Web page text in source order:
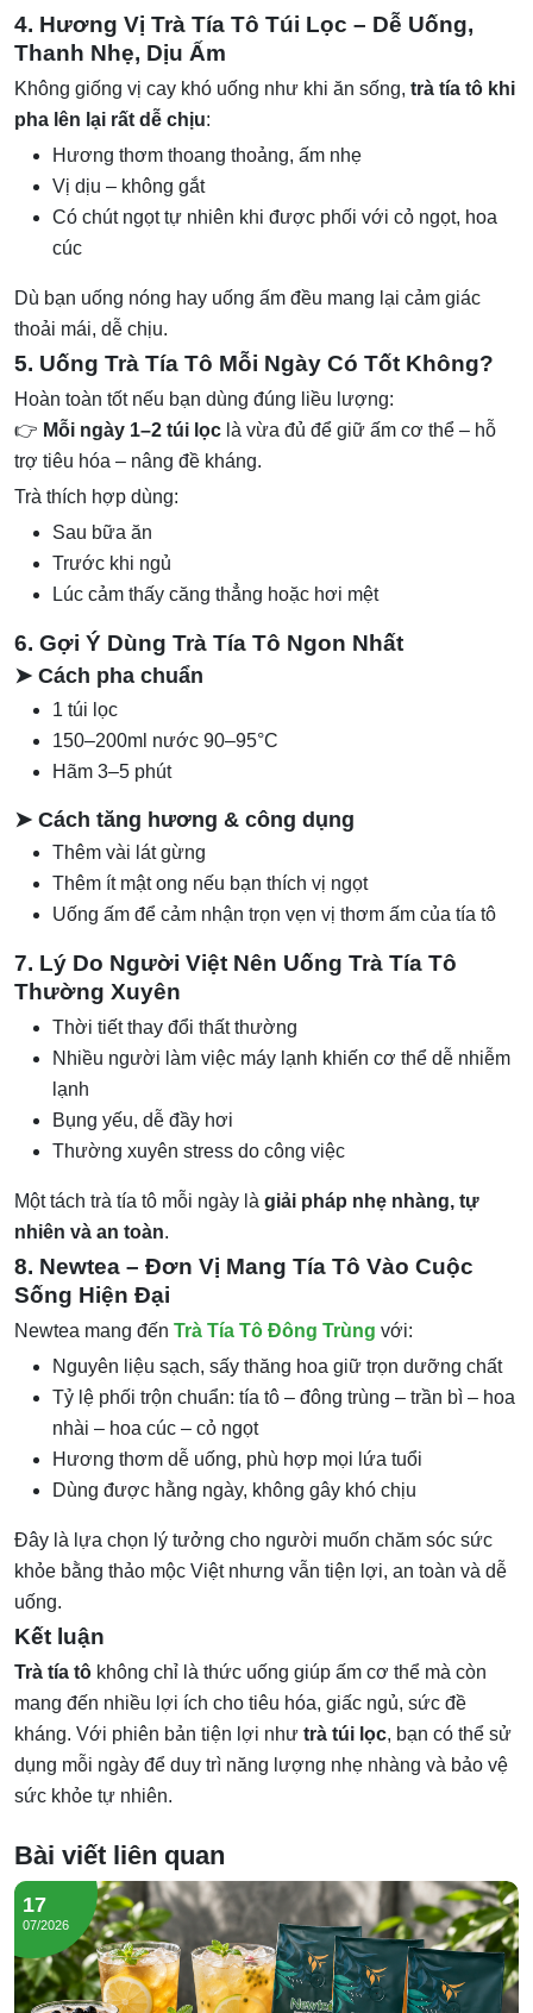
4. Hương Vị Trà Tía Tô Túi Lọc – Dễ Uống,
Thanh Nhẹ, Dịu Ấm
Không giống vị cay khó uống như khi ăn sống, trà tía tô khi
pha lên lại rất dễ chịu:
Hương thơm thoang thoảng, ấm nhẹ
Vị dịu – không gắt
Có chút ngọt tự nhiên khi được phối với cỏ ngọt, hoa
cúc
Dù bạn uống nóng hay uống ấm đều mang lại cảm giác
thoải mái, dễ chịu.
5. Uống Trà Tía Tô Mỗi Ngày Có Tốt Không?
Hoàn toàn tốt nếu bạn dùng đúng liều lượng:
👉 Mỗi ngày 1–2 túi lọc là vừa đủ để giữ ấm cơ thể – hỗ
trợ tiêu hóa – nâng đề kháng.
Trà thích hợp dùng:
Sau bữa ăn
Trước khi ngủ
Lúc cảm thấy căng thẳng hoặc hơi mệt
6. Gợi Ý Dùng Trà Tía Tô Ngon Nhất
➤ Cách pha chuẩn
1 túi lọc
150–200ml nước 90–95°C
Hãm 3–5 phút
➤ Cách tăng hương & công dụng
Thêm vài lát gừng
Thêm ít mật ong nếu bạn thích vị ngọt
Uống ấm để cảm nhận trọn vẹn vị thơm ấm của tía tô
7. Lý Do Người Việt Nên Uống Trà Tía Tô
Thường Xuyên
Thời tiết thay đổi thất thường
Nhiều người làm việc máy lạnh khiến cơ thể dễ nhiễm
lạnh
Bụng yếu, dễ đầy hơi
Thường xuyên stress do công việc
Một tách trà tía tô mỗi ngày là giải pháp nhẹ nhàng, tự
nhiên và an toàn.
8. Newtea – Đơn Vị Mang Tía Tô Vào Cuộc
Sống Hiện Đại
Newtea mang đến Trà Tía Tô Đông Trùng với:
Nguyên liệu sạch, sấy thăng hoa giữ trọn dưỡng chất
Tỷ lệ phối trộn chuẩn: tía tô – đông trùng – trần bì – hoa
nhài – hoa cúc – cỏ ngọt
Hương thơm dễ uống, phù hợp mọi lứa tuổi
Dùng được hằng ngày, không gây khó chịu
Đây là lựa chọn lý tưởng cho người muốn chăm sóc sức
khỏe bằng thảo mộc Việt nhưng vẫn tiện lợi, an toàn và dễ
uống.
Kết luận
Trà tía tô không chỉ là thức uống giúp ấm cơ thể mà còn
mang đến nhiều lợi ích cho tiêu hóa, giấc ngủ, sức đề
kháng. Với phiên bản tiện lợi như trà túi lọc, bạn có thể sử
dụng mỗi ngày để duy trì năng lượng nhẹ nhàng và bảo vệ
sức khỏe tự nhiên.
Bài viết liên quan
17
07/2026